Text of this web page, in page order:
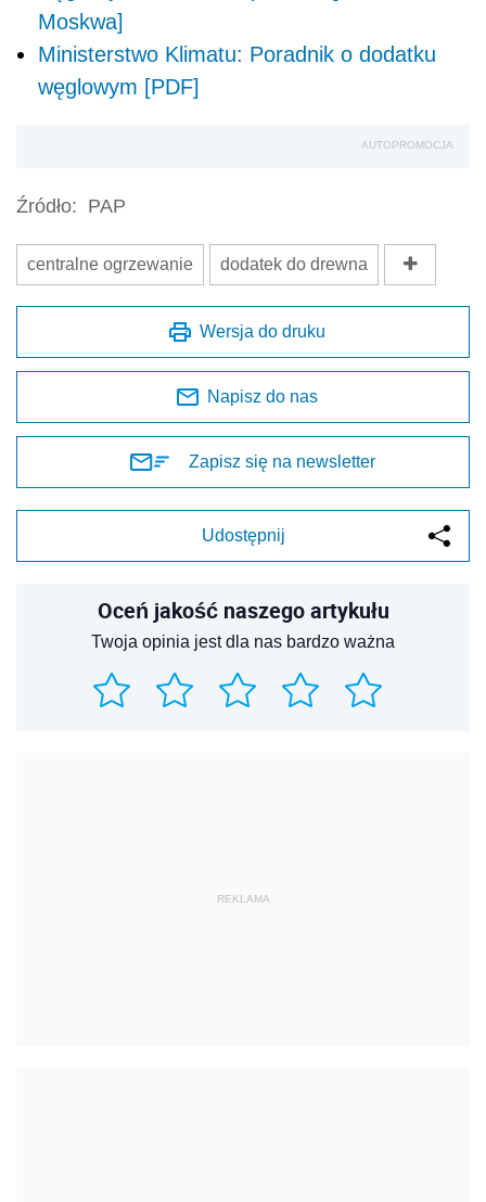
Moskwa]
Ministerstwo Klimatu: Poradnik o dodatku
węglowym [PDF]
AUTOPROMOCJA
Źródło: PAP
centralne ogrzewanie dodatek do drewna
Wersja do druku
Napisz do nas
Zapisz się na newsletter
Udostępnij
Oceń jakość naszego artykułu
Twoja opinia jest dla nas bardzo ważna
REKLAMA